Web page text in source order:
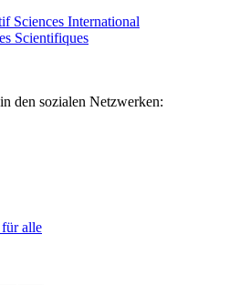
Sciences International
Scientifiques
den sozialen Netzwerken:
alle